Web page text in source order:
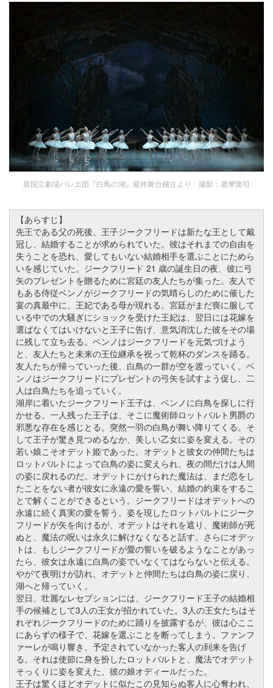
新国立劇場バレエ団『白鳥の湖』最終舞台稽古より 撮影：鹿摩隆司
【あらすじ】
先王である父の死後、王子ジークフリードは新たな王として戴
冠し、結婚することが求められていた。彼はそれまでの自由を
失うことを恐れ、愛してもいない結婚相手を選ぶことにためら
いを感じていた。ジークフリード 21 歳の誕生日の夜、彼に弓
矢のプレゼントを贈るために宮廷の友人たちが集った。友人で
もある侍従ベンノがジークフリードの気晴らしのために催した
宴の真最中に、王妃である母が現れる。宮廷がまだ喪に服して
いる中での大騒ぎにショックを受けた王妃は、翌日には花嫁を
選ばなくてはいけないと王子に告げ、意気消沈した彼をその場
に残して立ち去る。ベンノはジークフリードを元気づけよう
と、友人たちと未来の王位継承を祝って乾杯のダンスを踊る。
友人たちが帰っていった後、白鳥の一群が空を渡っていく。ベ
ンノはジークフリードにプレゼントの弓矢を試すよう促し、二
人は白鳥たちを追っていく。
湖岸に着いたジークフリード王子は、ベンノに白鳥を探しに行
かせる。一人残った王子は、そこに魔術師ロットバルト男爵の
邪悪な存在を感じとる。突然一羽の白鳥が舞い降りてくる。そ
して王子が驚き見つめるなか、美しい乙女に姿を変える。その
若い娘こそオデット姫であった。オデットと彼女の仲間たちは
ロットバルトによって白鳥の姿に変えられ、夜の間だけは人間
の姿に戻れるのだ。オデットにかけられた魔法は、まだ恋をし
たことをない者が彼女に永遠の愛を誓い、結婚の約束をするこ
とで解くことができるという。ジークフリードはオデットへの
永遠に続く真実の愛を誓う。姿を現したロットバルトにジーク
フリードが矢を向けるが、オデットはそれを遮り、魔術師が死
ぬと、魔法の呪いは永久に解けなくなると話す。さらにオデッ
トは、もしジークフリードが愛の誓いを破るようなことがあっ
たら、彼女は永遠に白鳥の姿でいなくてはならないと伝える。
やがて夜明けが訪れ、オデットと仲間たちは白鳥の姿に戻り、
湖へと帰っていく。
翌日、壮麗なレセプションには、ジークフリード王子の結婚相
手の候補として3人の王女が招かれていた。3人の王女たちはそ
れぞれジークフリードのために踊りを披露するが、彼は心ここ
にあらずの様子で、花嫁を選ぶことを断ってしまう。ファンフ
ァーレが鳴り響き、予定されていなかった客人の到来を告げ
る。それは使節に身を扮したロットバルトと、魔法でオデット
そっくりに姿を変えた、彼の娘オディールだった。
王子は驚くほどオデットに似たこの見知らぬ客人に心奪われ、